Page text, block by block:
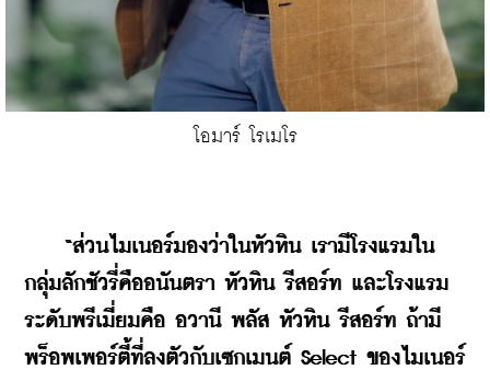
โอมาร์ โรเมโร
“ส่วนไมเนอร์มองว่าในหัวหิน เรามีโรงแรมใน
กลุ่มลักชัวรี่คืออนันตรา หัวหิน รีสอร์ท และโรงแรม
ระดับพรีเมี่ยมคือ อวานี พลัส หัวหิน รีสอร์ท ถ้ามี
พร็อพเพอร์ตี้ที่ลงตัวกับเซกเมนต์ Select ของไมเนอร์